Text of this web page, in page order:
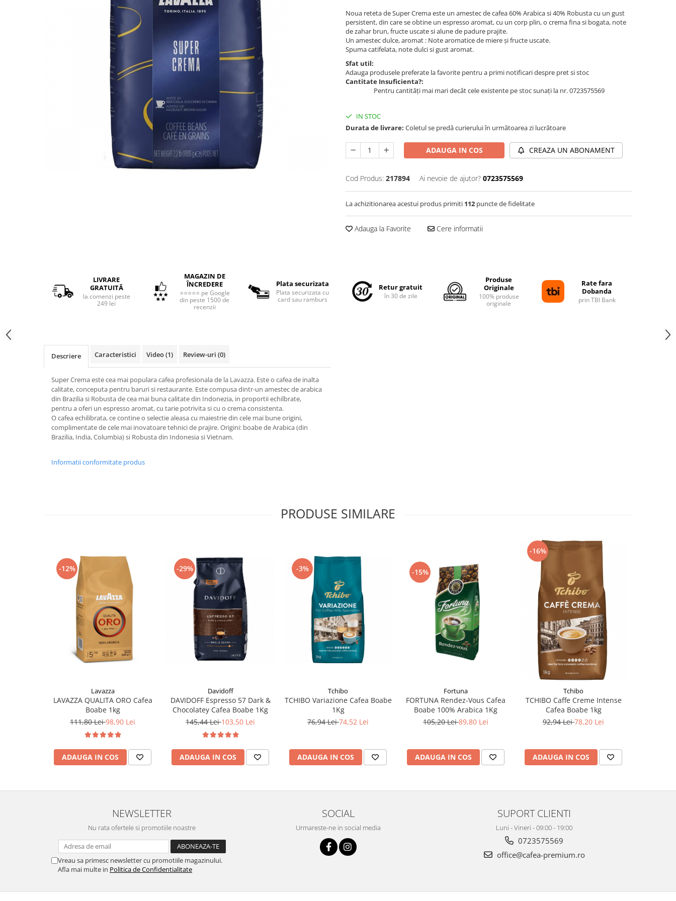
Noua reteta de Super Crema este un amestec de cafea 60% Arabica si 40% Robusta cu un gust
persistent, din care se obtine un espresso aromat, cu un corp plin, o crema fina si bogata, note
de zahar brun, fructe uscate si alune de padure prajite.
Un amestec dulce, aromat : Note aromatice de miere şi fructe uscate.
Spuma catifelata, note dulci si gust aromat.
Sfat util:
Adauga produsele preferate la favorite pentru a primi notificari despre pret si stoc
Cantitate Insuficienta?:
Pentru cantități mai mari decât cele existente pe stoc sunați la nr. 0723575569
IN STOC
Durata de livrare: Coletul se predă curierului în următoarea zi lucrătoare
ADAUGA IN COS CREAZA UN ABONAMENT
Cod Produs: 217894 Ai nevoie de ajutor? 0723575569
La achizitionarea acestui produs primiti 112 puncte de fidelitate
Adauga la Favorite Cere informatii
LIVRARE
GRATUITĂ
la comenzi peste
249 lei
MAGAZIN DE
ÎNCREDERE
⭐⭐⭐⭐⭐ pe Google
din peste 1500 de
recenzii
Plata securizata
Plata securizata cu
card sau ramburs
Retur gratuit
în 30 de zile
Produse
Originale
100% produse
originale
Rate fara
Dobanda
prin TBI Bank
Descriere Caracteristici Video(1) Review-uri (0)
Super Crema este cea mai populara cafea profesionala de la Lavazza. Este o cafea de inalta
calitate, conceputa pentru baruri si restaurante. Este compusa dintr-un amestec de arabica
din Brazilia si Robusta de cea mai buna calitate din Indonezia, in proportii echilbrate,
pentru a oferi un espresso aromat, cu tarie potrivita si cu o crema consistenta.
O cafea echilibrata, ce contine o selectie aleasa cu maiestrie din cele mai bune origini,
complimentate de cele mai inovatoare tehnici de prajire. Origini: boabe de Arabica (din
Brazilia, India, Columbia) si Robusta din Indonesia si Vietnam.
Informatii conformitate produs
PRODUSE SIMILARE
-12%
Lavazza
LAVAZZA QUALITA ORO Cafea
Boabe 1kg
111,80 Lei98,90 Lei
ADAUGA IN COS
-29%
Davidoff
DAVIDOFF Espresso 57 Dark &
Chocolatey Cafea Boabe 1Kg
145,44 Lei103,50 Lei
ADAUGA IN COS
-3%
Tchibo
TCHIBO Variazione Cafea Boabe
1Kg
76,94 Lei74,52 Lei
ADAUGA IN COS
-15%
Fortuna
FORTUNA Rendez-Vous Cafea
Boabe 100% Arabica 1Kg
105,20 Lei89,80 Lei
ADAUGA IN COS
-16%
Tchibo
TCHIBO Caffe Creme Intense
Cafea Boabe 1kg
92,94 Lei78,20 Lei
ADAUGA IN COS
NEWSLETTER
Nu rata ofertele si promotiile noastre
Vreau sa primesc newsletter cu promotiile magazinului.
Afla mai multe in Politica de Confidentialitate
SOCIAL
Urmareste-ne in social media
SUPORT CLIENTI
Luni - Vineri - 09:00 - 19:00
0723575569
office@cafea-premium.ro